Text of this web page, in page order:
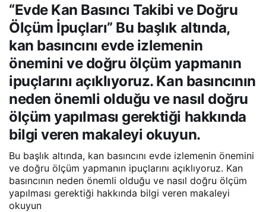
“Evde Kan Basıncı Takibi ve Doğru
Ölçüm İpuçları” Bu başlık altında,
kan basıncını evde izlemenin
önemini ve doğru ölçüm yapmanın
ipuçlarını açıklıyoruz. Kan basıncının
neden önemli olduğu ve nasıl doğru
ölçüm yapılması gerektiği hakkında
bilgi veren makaleyi okuyun.
Bu başlık altında, kan basıncını evde izlemenin önemini
ve doğru ölçüm yapmanın ipuçlarını açıklıyoruz. Kan
basıncının neden önemli olduğu ve nasıl doğru ölçüm
yapılması gerektiği hakkında bilgi veren makaleyi
okuyun